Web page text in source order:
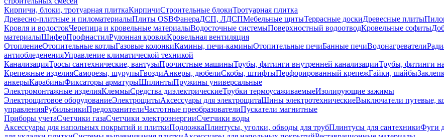
Кирпичи, блоки, тротуарная плиткаКирпичиСтроительные блокиТротуарная плитка
Древесно-плитные и пиломатериалыПлиты OSBФанераДСП, ЛДСПМебельные щитыТеррасные доскиДревесные плиты
Кровля и водостокЧерепица и кровельные материалыВодосточные системыПоверхностный водоотводКровельные софиты
материалыШиферПрофнастилРулонная кровляКровельная вентиляция
ОтоплениеОтопительные котлыГазовые колонкиКамины, печи-каминыОтопительные печиБанные печиВодонагреватели
антиобледененияУправление климатической техникой
КанализацияТросы сантехнические, вантузыПрочистные машиныТрубы, фитинги внутренней канализацииТрубы, фитинги
Крепежные изделияСаморезы, шурупыГвоздиАнкеры, дюбелиСкобы, штифтыПерфорированный крепежГайки, шайбы
анкерыКарабиныФиксаторы арматурыШплинтыПружины универсальные
Электромонтажные изделияКлеммыСредства диэлектрическиеТрубки термоусаживаемыеИзолирующие зажимы
Электрощитовое оборудованиеЭлектрощитыАксессуары для электрощитаШины электротехническиеВыключатели путевые,
управленияРубильникиПредохранителиЧастотные преобразователиПускатели магнитные
Приборы учетаСчетчики газаСчетчики электроэнергииСчетчики воды
Аксессуары для напольных покрытий и плиткиПодложкаПлинтусы, уголки, обводы для трубПлинтусы для сантехникиФуги